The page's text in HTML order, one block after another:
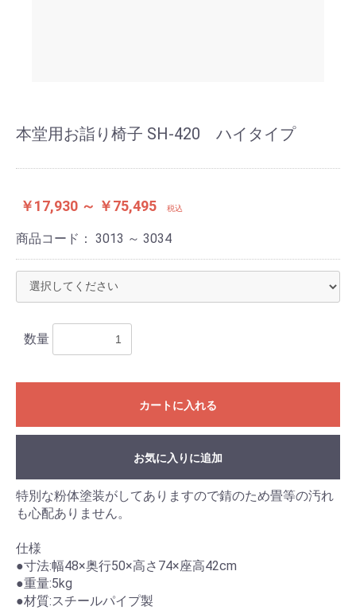
本堂用お詣り椅子 SH-420 ハイタイプ
￥17,930 ～ ￥75,495 税込
商品コード： 3013 ～ 3034
数量
カートに入れる
お買い物を続ける カートへ進む
お気に入りに追加
特別な粉体塗装がしてありますので錆のため畳等の汚れ
も心配ありません。
仕様
●寸法:幅48×奥行50×高さ74×座高42cm
●重量:5kg
●材質:スチールパイプ製